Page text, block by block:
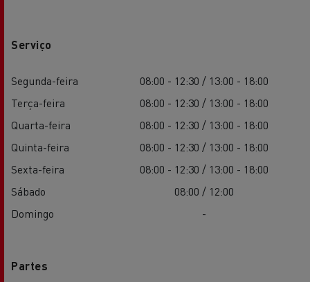
Serviço
Segunda-feira
08:00 - 12:30 / 13:00 - 18:00
Terça-feira
08:00 - 12:30 / 13:00 - 18:00
Quarta-feira
08:00 - 12:30 / 13:00 - 18:00
Quinta-feira
08:00 - 12:30 / 13:00 - 18:00
Sexta-feira
08:00 - 12:30 / 13:00 - 18:00
Sábado
08:00 / 12:00
Domingo
-
Partes